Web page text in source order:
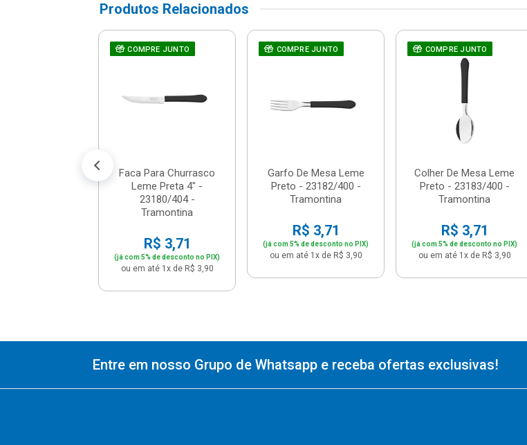
Produtos Relacionados
COMPRE JUNTO
Faca Para Churrasco
Leme Preta 4" -
23180/404 -
Tramontina
R$ 3,71
(já com 5% de desconto no PIX)
ou em até 1x de R$ 3,90
COMPRE JUNTO
Garfo De Mesa Leme
Preto - 23182/400 -
Tramontina
R$ 3,71
(já com 5% de desconto no PIX)
ou em até 1x de R$ 3,90
COMPRE JUNTO
Colher De Mesa Leme
Preto - 23183/400 -
Tramontina
R$ 3,71
(já com 5% de desconto no PIX)
ou em até 1x de R$ 3,90
Entre em nosso Grupo de Whatsapp e receba ofertas exclusivas!